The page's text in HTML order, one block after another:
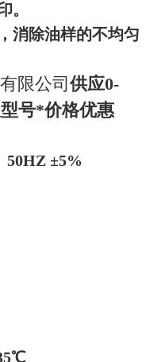
。
消除油样的不均匀
限公司 供应0-
号*价格优惠
50HZ ±5%